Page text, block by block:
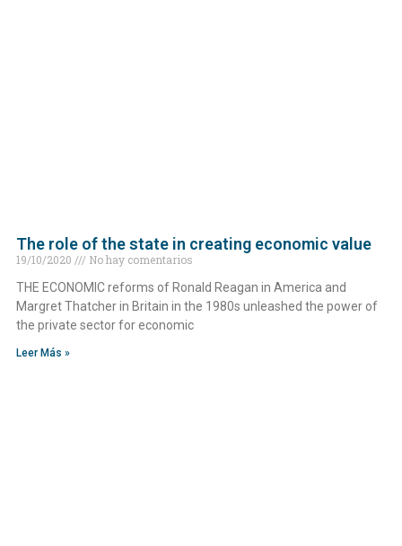
The role of the state in creating economic value
19/10/2020
No hay comentarios
THE ECONOMIC reforms of Ronald Reagan in America and
Margret Thatcher in Britain in the 1980s unleashed the power of
the private sector for economic
Leer Más »